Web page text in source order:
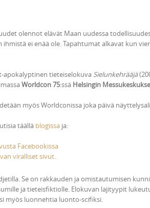
olennot elävät Maan uudessa
ei enää ole. Tapahtumat alkavat kun
apokalyptinen tieteiselokuva Sielunkehrääjä
Worldcon 75:ssä Helsingin
myös Worldconissa joka päivä
täällä blogissa ja:
Facebookissa
viralliset sivut.
Se on rakkauden ja omistautumisen
ja tieteisfiktiolle. Elokuvan lajityypit
myös luonnehtia luonto-scifiksi.